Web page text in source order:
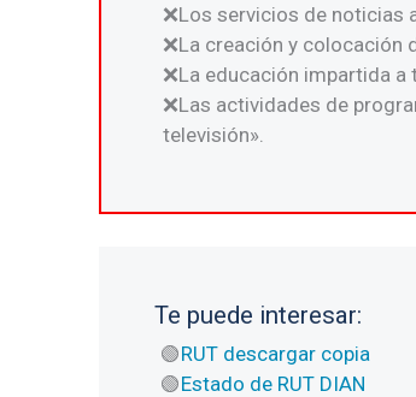
Los servicios de noticias
La creación y colocación
La educación impartida a
Las actividades de
televisión».
Te puede interesar:
RUT descargar copia
Estado de RUT DIAN